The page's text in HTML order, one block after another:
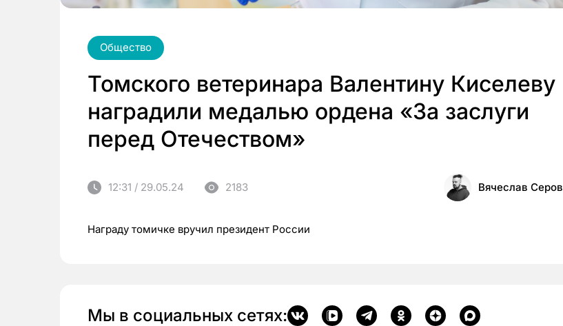
Общество
Томского ветеринара Валентину Киселеву
наградили медалью ордена «За заслуги
перед Отечеством»
12:31 / 29.05.24 2183 Вячеслав Серов
Награду томичке вручил президент России
Мы в социальных сетях: